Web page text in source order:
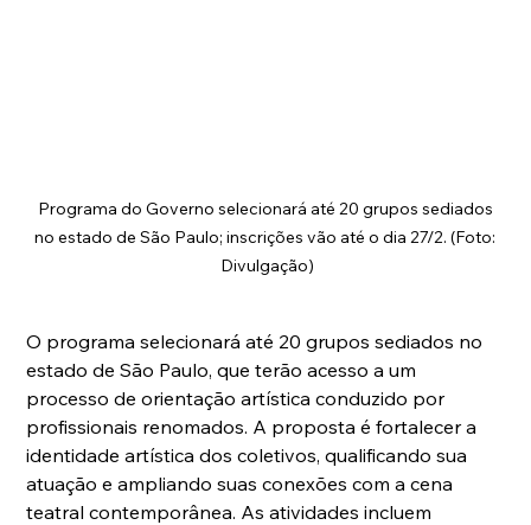
Programa do Governo selecionará até 20 grupos sediados
no estado de São Paulo; inscrições vão até o dia 27/2. (Foto:
Divulgação)
O programa selecionará até 20 grupos sediados no
estado de São Paulo, que terão acesso a um
processo de orientação artística conduzido por
profissionais renomados. A proposta é fortalecer a
identidade artística dos coletivos, qualificando sua
atuação e ampliando suas conexões com a cena
teatral contemporânea. As atividades incluem